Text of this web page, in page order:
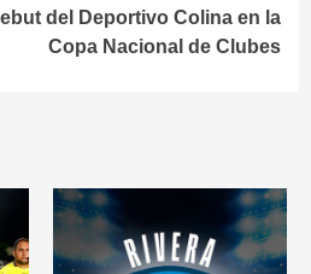
del Deportivo Colina en la
Copa Nacional de Clubes